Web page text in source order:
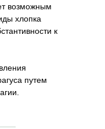
возможным
хлопка
к
путем